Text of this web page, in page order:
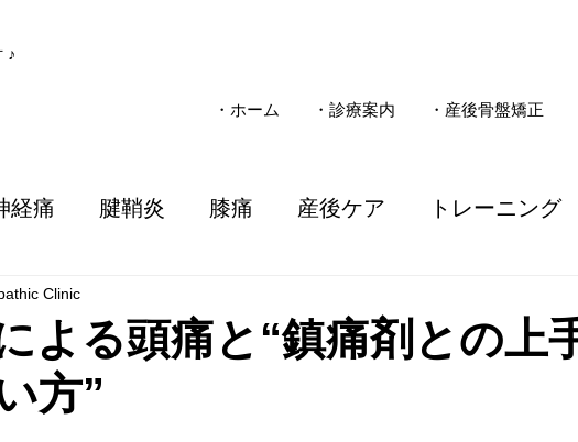
♪
・ホーム ・診療案内 ・産後骨盤矯正
経痛 腱鞘炎 膝痛 産後ケア トレーニング
ども
ソマニクス
よる頭痛と“鎮痛剤との上
方”
Clinic